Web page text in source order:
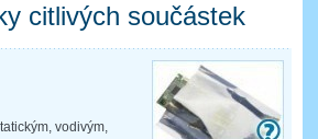
citlivých součástek
vodivým,